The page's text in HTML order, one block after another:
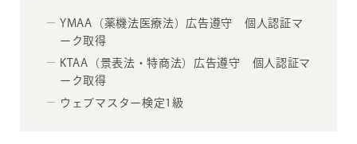
YMAA（薬機法医療法）広告遵守 個人認証マ
ーク取得
KTAA（景表法・特商法）広告遵守 個人認証マ
ーク取得
ウェブマスター検定1級